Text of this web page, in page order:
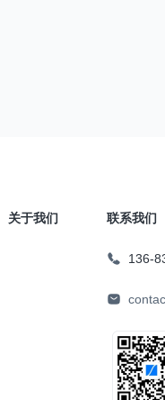
关于我们 联系我们
136-